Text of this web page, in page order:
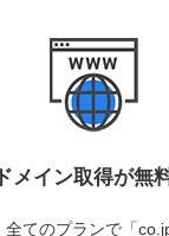
ドメイン取得が無
全てのプランで「